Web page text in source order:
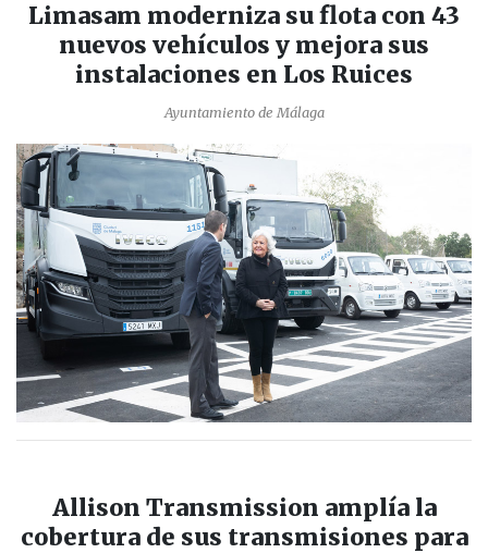
Limasam moderniza su flota con 43
nuevos vehículos y mejora sus
instalaciones en Los Ruices
Ayuntamiento de Málaga
Allison Transmission amplía la
cobertura de sus transmisiones para